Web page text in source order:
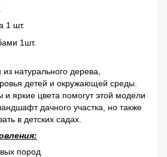
1 шт.
1шт.
натурального дерева,
детей и окружающей среды.
яркие цвета помогут этой модели
дачного участка, но также
в детских садах.
пород